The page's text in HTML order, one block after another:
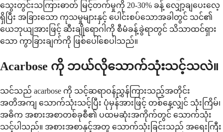
သွေးတွင်းသကြားဓာတ် မြင့်တက်မှုကို 20-30% ခန့် လျှော့ချပေးလေ့
ရှိပြီး အခြားသော ကုသမှုများနှင့် ပေါင်းစပ်သောအခါတွင် သင်၏
ယေဘုယျအားဖြင့် ဆီးချိုရောဂါကို စီမံခန့်ခွဲရာတွင် သိသာထင်ရှား
သော ကွာခြားချက်ကို ဖြစ်ပေါ်စေပါသည်။
Acarbose ကို ဘယ်လိုသောက်သုံးသင့်သလဲ။
သင်သည် acarbose ကို သင့်ဆရာဝန်ညွှန်ကြားသည့်အတိုင်း
အတိအကျ သောက်သုံးသင့်ပြီး ပုံမှန်အားဖြင့် တစ်နေ့လျှင် သုံးကြိမ်၊
အဓိက အစားအစာတစ်ခုစီ၏ ပထမဆုံးအကိုက်တွင် သောက်သုံး
သင့်ပါသည်။ အစားအစာနှင့်အတူ သောက်သုံးခြင်းသည် အရေးကြီး